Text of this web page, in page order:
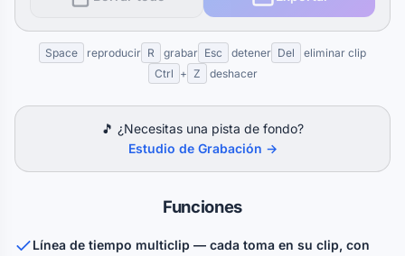
Space reproducir R grabar Esc detener Del
eliminar clip
Ctrl + Z deshacer
🎵 ¿Necesitas una pista de fondo?
Estudio de Grabación →
Funciones
Línea de tiempo multiclip — cada toma en su clip, con